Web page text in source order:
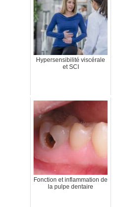
Hypersensibilité viscérale
et SCI
Fonction et inflammation de
la pulpe dentaire